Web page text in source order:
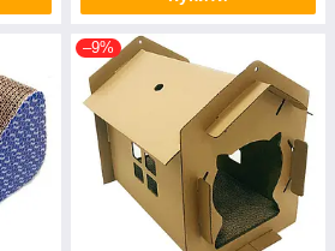
–9%